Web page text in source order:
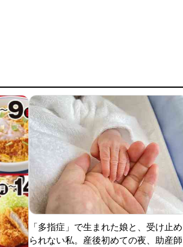
「多指症」で生まれた娘と、受け止め
られない私。産後初めての夜、助産師